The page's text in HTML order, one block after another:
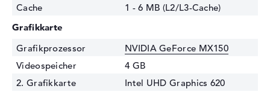
Cache
1 - 6 MB (L2/L3-Cache)
Grafikkarte
Grafikprozessor
NVIDIA GeForce MX150
Videospeicher
4 GB
2. Grafikkarte
Intel UHD Graphics 620